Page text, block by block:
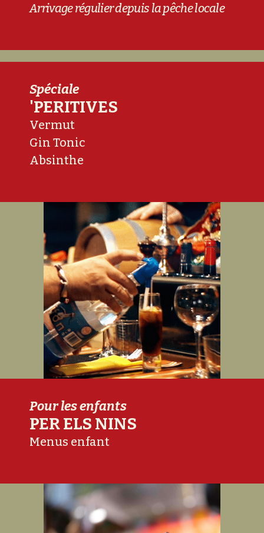
Arrivage régulier depuis la pêche locale
Spéciale
'PERITIVES
Vermut
Gin Tonic
Absinthe
Pour les enfants
PER ELS NINS
Menus enfant